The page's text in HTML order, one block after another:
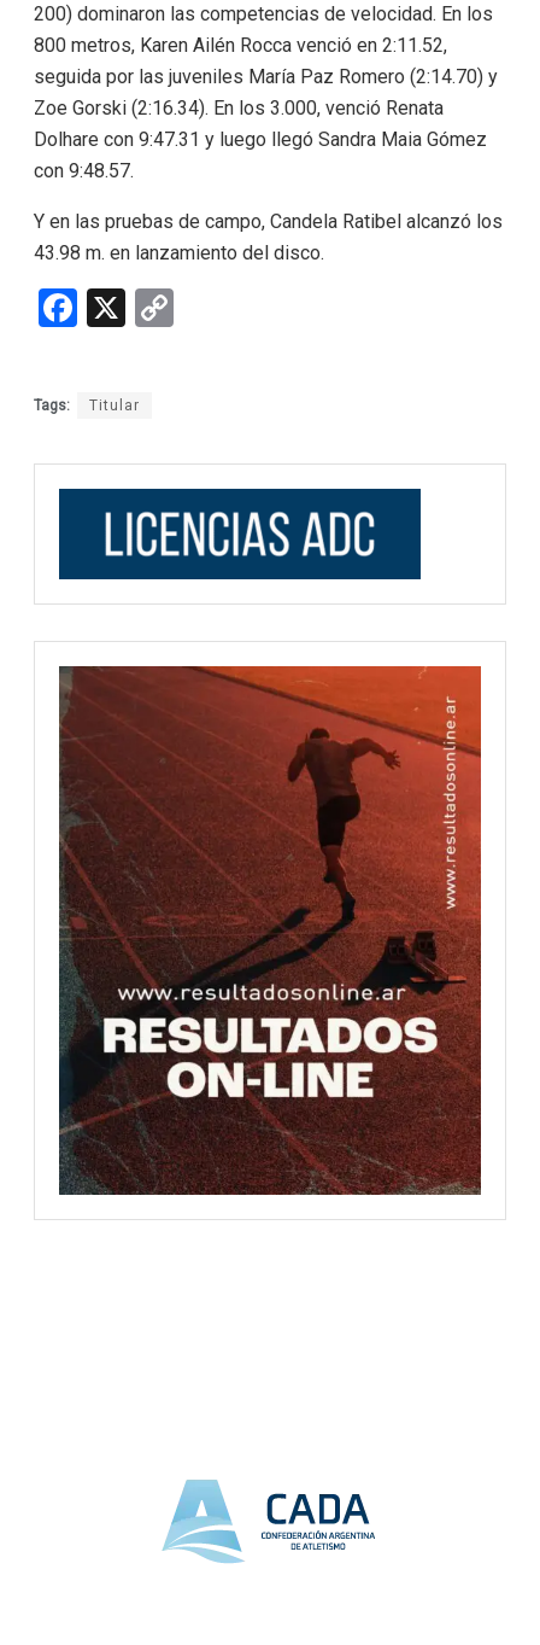
200) dominaron las competencias de velocidad. En los
800 metros, Karen Ailén Rocca venció en 2:11.52,
seguida por las juveniles María Paz Romero (2:14.70) y
Zoe Gorski (2:16.34). En los 3.000, venció Renata
Dolhare con 9:47.31 y luego llegó Sandra Maia Gómez
con 9:48.57.
Y en las pruebas de campo, Candela Ratibel alcanzó los
43.98 m. en lanzamiento del disco.
F
b
o
o
X C
n
k
Tags: Titular